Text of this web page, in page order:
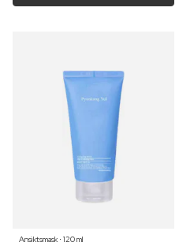
Ansiktsmask ⋅ 120 ml